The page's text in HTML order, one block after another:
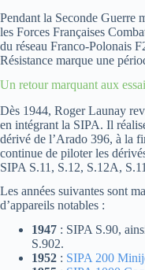
Pendant la Seconde Guerre
les Forces Françaises
du réseau Franco-Polonais
Résistance marque une
Un retour marquant aux
Dès 1944, Roger Launay
en intégrant la SIPA. Il
dérivé de l’Arado 396, à la
continue de piloter les
SIPA S.11, S.12, S.12A,
Les années suivantes sont
d’appareils notables :
1947 : SIPA S.90,
S.902.
1952 : SIPA 200